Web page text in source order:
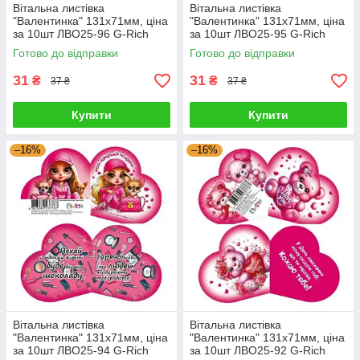
Вітальна листівка
"Валентинка" 131х71мм, ціна
за 10шт ЛВО25-96 G-Rich
Готово до відправки
31 ₴ 37 ₴
Купити
Вітальна листівка
"Валентинка" 131х71мм, ціна
за 10шт ЛВО25-95 G-Rich
Готово до відправки
31 ₴ 37 ₴
Купити
–16%
Вітальна листівка
"Валентинка" 131х71мм, ціна
за 10шт ЛВО25-94 G-Rich
–16%
Вітальна листівка
"Валентинка" 131х71мм, ціна
за 10шт ЛВО25-92 G-Rich